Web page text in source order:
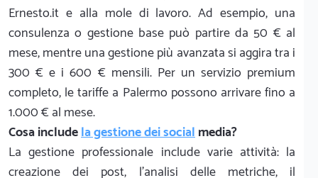
Ernesto.it e alla mole di lavoro. Ad esempio, una
consulenza o gestione base può partire da 50 € al
mese, mentre una gestione più avanzata si aggira tra i
300 € e i 600 € mensili. Per un servizio premium
completo, le tariffe a Palermo possono arrivare fino a
1.000 € al mese.
Cosa includela gestione dei socialmedia?
La gestione professionale include varie attività: la
creazione dei post, l'analisi delle metriche, il